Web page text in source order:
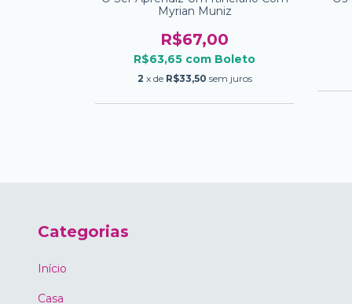
Myrian Muniz
R$67,00
R$63,65 com Boleto
2 x de R$33,50 sem juros
Categorias
Início
Casa